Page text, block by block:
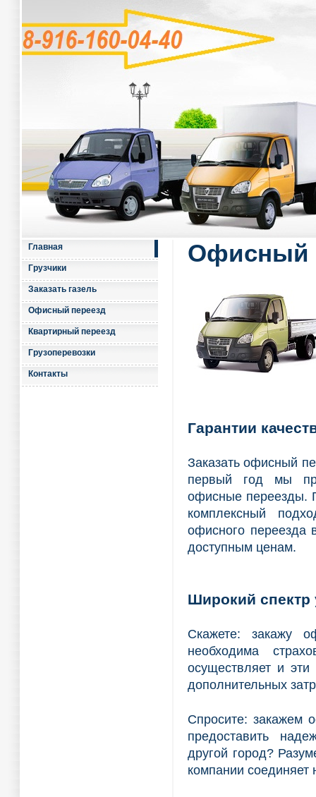
Главная
Грузчики
Заказать газель
Офисный переезд
Квартирный переезд
Грузоперевозки
Контакты
Офисный
Гарантии
Заказать офисный
первый год мы
офисные переезды.
комплексный
офисного переезда
доступным ценам.
Широкий спектр
Скажете: закажу
необходима
осуществляет и эти
дополнительных
Спросите: закажем
предоставить
другой город?
компании соединяет